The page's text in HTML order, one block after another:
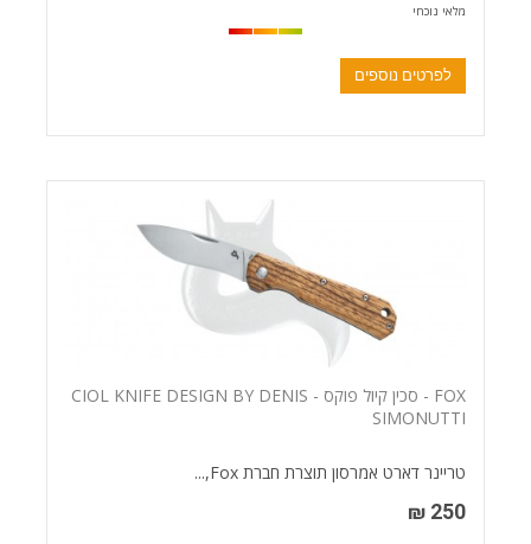
מלאי נוכחי
לפרטים נוספים
FOX - סכין קיול פוקס - CIOL KNIFE DESIGN BY DENIS
SIMONUTTI
טריינר דארט אמרסון תוצרת חברת Fox,...
250 ₪